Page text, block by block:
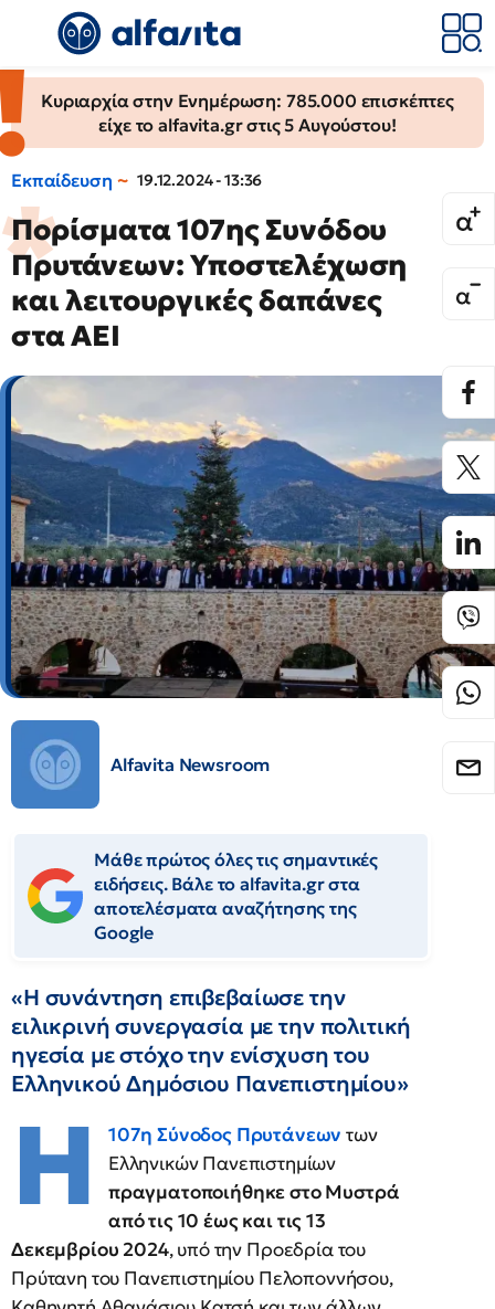
Κυριαρχία στην Ενημέρωση: 785.000 επισκέπτες
είχε το alfavita.gr στις 5 Αυγούστου!
Εκπαίδευση 19.12.2024 - 13:36
Πορίσματα 107ης Συνόδου
Πρυτάνεων: Υποστελέχωση
και λειτουργικές δαπάνες
στα ΑΕΙ
Alfavita Newsroom
Μάθε πρώτος όλες τις σημαντικές
ειδήσεις. Βάλε το alfavita.gr στα
αποτελέσματα αναζήτησης της
Google
«Η συνάντηση επιβεβαίωσε την
ειλικρινή συνεργασία με την πολιτική
ηγεσία με στόχο την ενίσχυση του
Ελληνικού Δημόσιου Πανεπιστημίου»
Η 107η Σύνοδος Πρυτάνεων των
Ελληνικών Πανεπιστημίων
πραγματοποιήθηκε στο Μυστρά
από τις 10 έως και τις 13
Δεκεμβρίου 2024, υπό την Προεδρία του
Πρύτανη του Πανεπιστημίου Πελοποννήσου,